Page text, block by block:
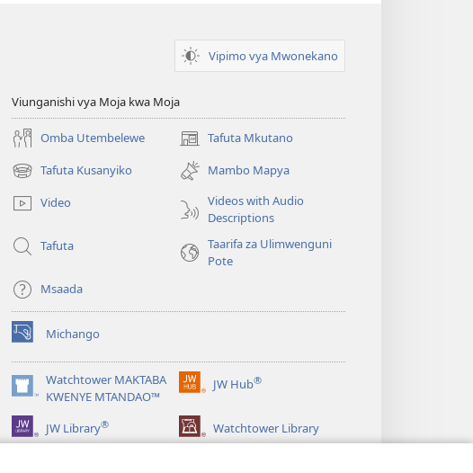
Vipimo vya Mwonekano
Viunganishi vya Moja kwa Moja
Omba Utembelewe Tafuta Mkutano
(opens
new
window)
Tafuta Kusanyiko
(opens
new
window)
Mambo Mapya
Video
Videos with Audio
Descriptions
Tafuta
Taarifa za Ulimwenguni
Pote
Msaada
Michango
(opens
new
window)Watchtower MAKTABA
KWENYE MTANDAO™
(opens
new
window)
JW Hub®
(opens
window)
JW Library® Watchtower Library